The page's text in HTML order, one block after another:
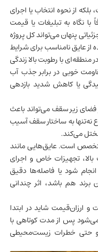
از نحوه انتخاب یا اجرای
نگاه به تبلیغات یا قیمت
پنهان می‌تواند کل پروژه
از عایق نامناسب برای شرایط
با رطوبت بالا زندگی
خوبی در برابر جذب آب
یا کاهش شدید بازدهی
زیر سقف می‌تواند باعث
نه‌تنها به ساختار سقف آسیب
می‌کند.
است. عایق‌هایی مانند
تجهیزات خاص و اجرای
انجام شود یا فاصله‌ها دقیق
برند هم باشد، اثر چندانی
و ارزان‌قیمت شاید در ابتدا
پس از مدت کوتاهی با
و حتی خطرات زیست‌محیطی